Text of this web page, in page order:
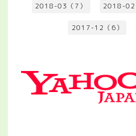
2018-03（7） 2018-02
2017-12（6）